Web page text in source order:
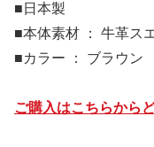
■日本製
■本体素材 ： 牛革ス
■カラー ： ブラウン
ご購入はこちらから